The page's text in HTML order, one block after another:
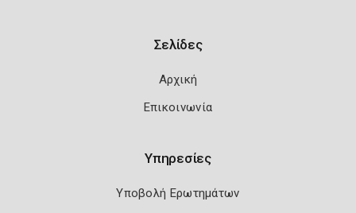
Σελίδες
Αρχική
Επικοινωνία
Υπηρεσίες
Υποβολή Ερωτημάτων